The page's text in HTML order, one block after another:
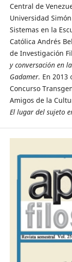
Central de
Universidad
Sistemas en la
Católica Andrés
de Investigación
y conversación en
Gadamer. En
Concurso
Amigos de la
El lugar del sujeto